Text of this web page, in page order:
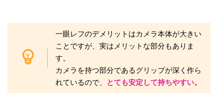
一眼レフのデメリットはカメラ本体が大きい
ことですが、実はメリットな部分もありま
す。
カメラを持つ部分であるグリップが深く作ら
れているので、
とても安定して持ちやすい。